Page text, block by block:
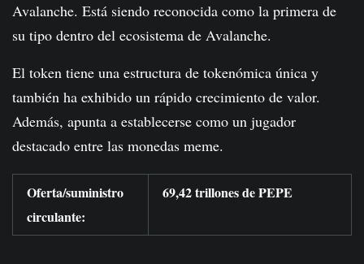
Avalanche. Está siendo reconocida como la primera de
su tipo dentro del ecosistema de Avalanche.
El token tiene una estructura de tokenómica única y
también ha exhibido un rápido crecimiento de valor.
Además, apunta a establecerse como un jugador
destacado entre las monedas meme.
Oferta/suministro
circulante:
69,42 trillones de PEPE